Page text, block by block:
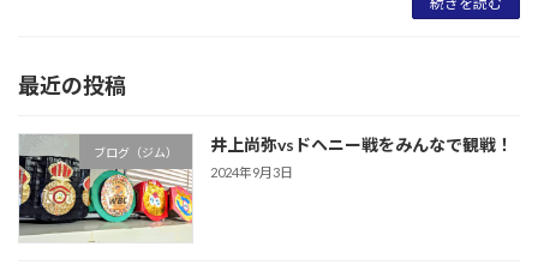
最近の投稿
ブログ（ジム） 井上尚弥vsドヘニー戦をみんなで観戦！
2024年9月3日